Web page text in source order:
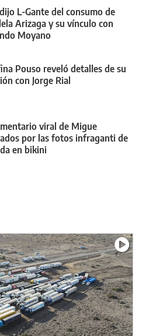
L-Gante del consumo de
Arizaga y su vínculo con
Moyano
Pouso reveló detalles de su
con Jorge Rial
viral de Migue
por las fotos infraganti de
en bikini